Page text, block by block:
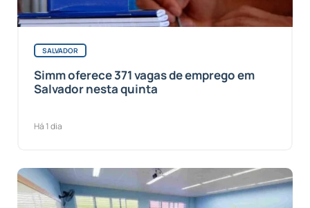
SALVADOR
Simm oferece 371 vagas de emprego em
Salvador nesta quinta
Há 1 dia